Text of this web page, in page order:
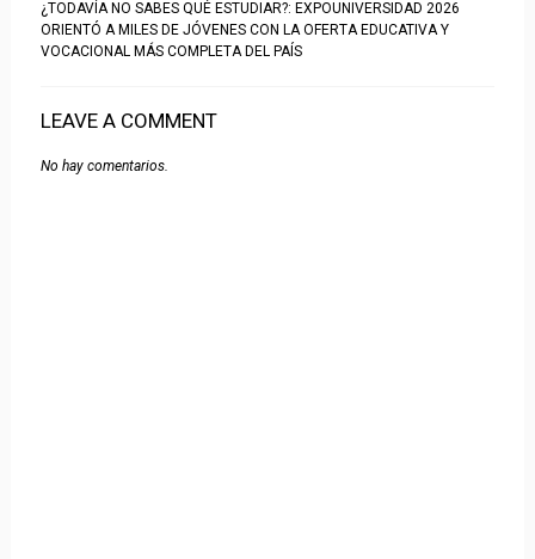
¿TODAVÍA NO SABES QUÉ ESTUDIAR?: EXPOUNIVERSIDAD 2026
ORIENTÓ A MILES DE JÓVENES CON LA OFERTA EDUCATIVA Y
VOCACIONAL MÁS COMPLETA DEL PAÍS
LEAVE A COMMENT
No hay comentarios.